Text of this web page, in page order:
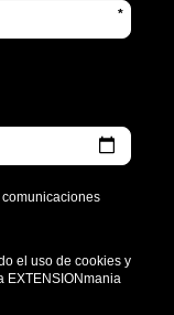
*
el uso de cookies y
EXTENSIONmania